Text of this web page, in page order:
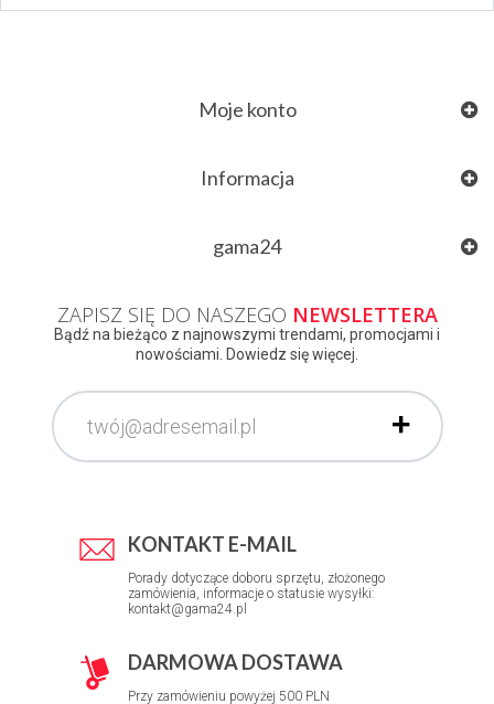
Moje konto
Informacja
gama24
ZAPISZ SIĘ DO NASZEGO NEWSLETTERA
Bądź na bieżąco z najnowszymi trendami, promocjami i
nowościami. Dowiedz się więcej.
KONTAKT E-MAIL
Porady dotyczące doboru sprzętu, złożonego
zamówienia, informacje o statusie wysyłki:
kontakt@gama24.pl
DARMOWA DOSTAWA
Przy zamówieniu powyżej 500 PLN